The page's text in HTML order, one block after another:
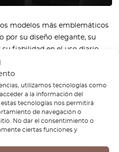
utilizamos tecnologías como
a la información del
tecnologías nos permitirá
de navegación o
No dar el consentimiento o
ciertas funciones y
modelos más emblemáticos
por su diseño elegante, su
fiabilidad en el uso diario.
90, se convirtió rápidamente
el aprecio de los
y placer de conducción. Ya
un coupé cabriolet o una
sigue siendo un símbolo de
excelencia automotriz. En
en mantener tu Peugeot